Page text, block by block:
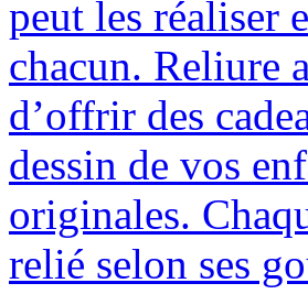
peut les réaliser
chacun. Reliure
d’offrir des
dessin de vos
originales.
relié selon ses